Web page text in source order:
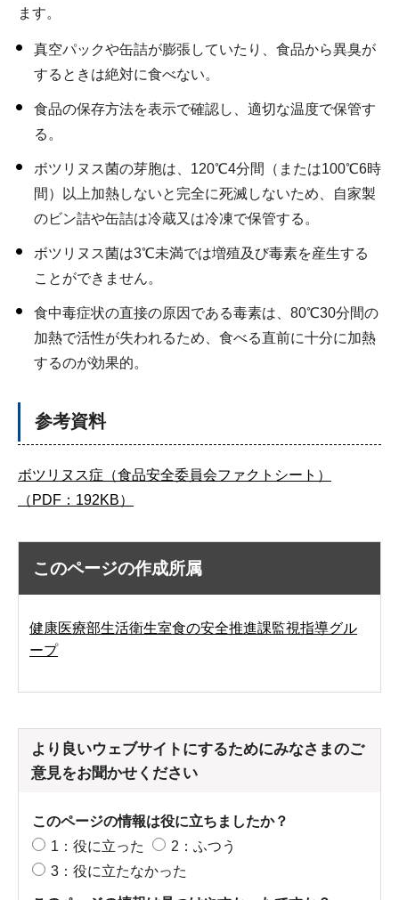
ます。
真空パックや缶詰が膨張していたり、食品から異臭が
するときは絶対に食べない。
食品の保存方法を表示で確認し、適切な温度で保管す
る。
ボツリヌス菌の芽胞は、120℃4分間（または100℃6時
間）以上加熱しないと完全に死滅しないため、自家製
のビン詰や缶詰は冷蔵又は冷凍で保管する。
ボツリヌス菌は3℃未満では増殖及び毒素を産生する
ことができません。
食中毒症状の直接の原因である毒素は、80℃30分間の
加熱で活性が失われるため、食べる直前に十分に加熱
するのが効果的。
参考資料
ボツリヌス症（食品安全委員会ファクトシート）
（PDF：192KB）
このページの作成所属
健康医療部生活衛生室食の安全推進課監視指導グル
ープ
より良いウェブサイトにするためにみなさまのご
意見をお聞かせください
このページの情報は役に立ちましたか？
1：役に立った
2：ふつう
3：役に立たなかった